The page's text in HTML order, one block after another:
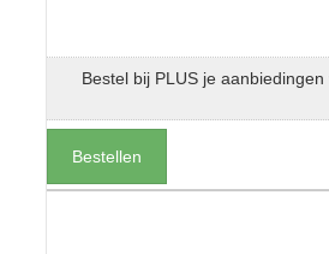
Bestel bij PLUS je
Bestellen